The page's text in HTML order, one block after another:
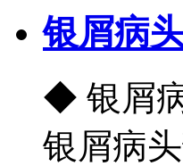
银屑病
◆ 银屑
银屑病